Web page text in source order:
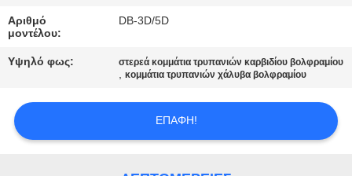
ΖΗΤΉΣΤΕ
ΑΠΌΣΠΑΣΜΑ
Αριθμό
μοντέλου:
DB-3D/5D
Υψηλό φως: στερεά κομμάτια τρυπανιών καρβιδίου βολφραμίου
,κομμάτια τρυπανιών χάλυβα βολφραμίου
ΕΠΑΦΉ!